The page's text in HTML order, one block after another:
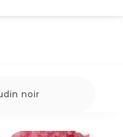
noir